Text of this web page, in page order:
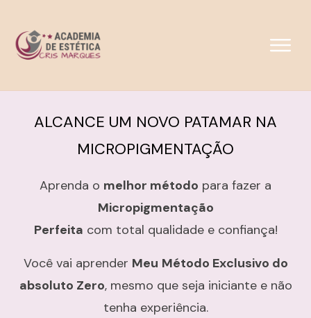
ALCANCE UM NOVO PATAMAR NA
MICROPIGMENTAÇÃO
Aprenda o melhor método para fazer a
Micropigmentação
Perfeita com total qualidade e confiança!
Você vai aprender Meu Método Exclusivo do
absoluto Zero, mesmo que seja iniciante e não
tenha experiência.